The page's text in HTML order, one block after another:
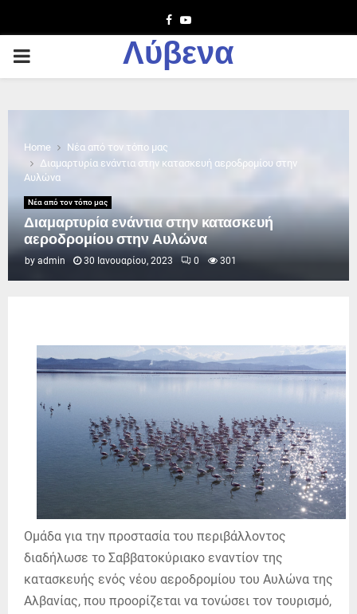
Facebook
Youtube
PRIMARY
Λύβενα
Home
Νέα από τον τόπο μας
Διαμαρτυρία ενάντια στην κατασκευή αεροδρομίου στην
Αυλώνα
Νέα από τον τόπο μας
Διαμαρτυρία ενάντια στην κατασκευή
αεροδρομίου στην Αυλώνα
by admin 30 Ιανουαρίου, 2023 0 301
Ομάδα για την προστασία του περιβάλλοντος
διαδήλωσε το Σαββατοκύριακο εναντίον της
κατασκευής ενός νέου αεροδρομίου του Αυλώνα της
Αλβανίας, που προορίζεται να τονώσει τον τουρισμό,